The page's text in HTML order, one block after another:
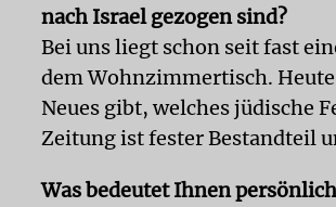
nach Israel gezogen sind?
Bei uns liegt schon seit fast
dem Wohnzimmertisch.
Neues gibt, welches jüdische
Zeitung ist fester Bestandteil
Was bedeutet Ihnen